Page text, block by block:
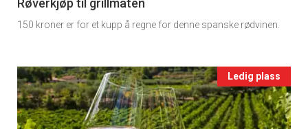
11
Ukens
vin
Røverkjøp til grillmaten
150 kroner er for et kupp å regne for denne spanske rødvinen.
Events
single
Ledig plass